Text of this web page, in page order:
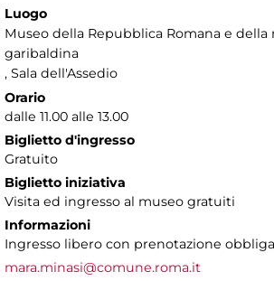
Luogo
Museo della Repubblica Romana e della
garibaldina
, Sala dell'Assedio
Orario
dalle 11.00 alle 13.00
Biglietto d'ingresso
Gratuito
Biglietto iniziativa
Visita ed ingresso al museo gratuiti
Informazioni
Ingresso libero con prenotazione
mara.minasi@comune.roma.it